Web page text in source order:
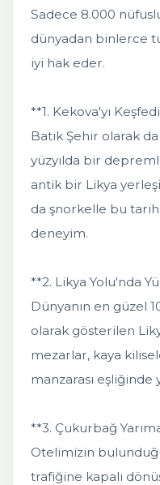
Sadece 8.000
dünyadan binlerce
iyi hak eder.
**1. Kekova'yı
Batık Şehir olarak
yüzyılda bir
antik bir Likya
da şnorkelle bu
deneyim.
**2. Likya Yolu'nda
Dünyanın en güzel
olarak gösterilen
mezarlar, kaya
manzarası eşliğinde
**3. Çukurbağ
Otelimizin
trafiğine kapalı